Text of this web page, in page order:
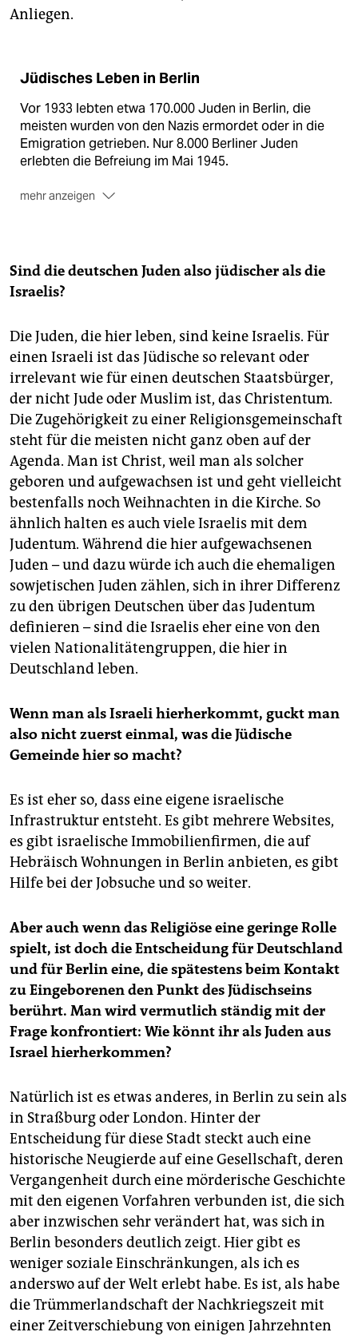
Anliegen.
Jüdisches Leben in Berlin
Vor 1933 lebten etwa 170.000 Juden in Berlin, die
meisten wurden von den Nazis ermordet oder in die
Emigration getrieben. Nur 8.000 Berliner Juden
erlebten die Befreiung im Mai 1945.
mehr anzeigen
als Einheitsgemeinde organisiert, die mehrere
Strömungen - orthodoxe sowie liberale - vereint.
Daneben gibt es eine kleine orthodoxe Gemeinde
tausend Juden gar keiner Gemeinde an.
Zur letzten Gruppe gehören auch die meisten Israelis,
die Berlin in den vergangenen Jahren für sich
entdeckt haben. Mit Erstwohnsitz gemeldet sind in
der Stadt knapp 3.600, Schätzungen gehen jedoch
von 15.000 bis sogar 30.000 Israelis aus, die -
wenigstens für eine gewisse Zeit - hier leben.
In dieser Serie widmen wir uns ganz unterschiedlichen
Aspekten jüdischen Lebens: von kleinen Gruppen wie
der "Salaam-Shalom-Initiative" aus Neukölln über den
Fußballklub Makkabi Berlin bis hin zu den
Streitigkeiten in der Gemeinde. Wir gehen der Frage
nach, was Israelis an Berlin fasziniert, wir sprechen
mit einer Frau, die erst als Erwachsene erfahren hat,
dass sie Jüdin ist, und mit einem Ethnologen über
das Jüdischsein als Marke.(taz)
Sind die deutschen Juden also jüdischer als die
Israelis?
Die Juden, die hier leben, sind keine Israelis. Für
einen Israeli ist das Jüdische so relevant oder
irrelevant wie für einen deutschen Staatsbürger,
der nicht Jude oder Muslim ist, das Christentum.
Die Zugehörigkeit zu einer Religionsgemeinschaft
steht für die meisten nicht ganz oben auf der
Agenda. Man ist Christ, weil man als solcher
geboren und aufgewachsen ist und geht vielleicht
bestenfalls noch Weihnachten in die Kirche. So
ähnlich halten es auch viele Israelis mit dem
Judentum. Während die hier aufgewachsenen
Juden – und dazu würde ich auch die ehemaligen
sowjetischen Juden zählen, sich in ihrer Differenz
zu den übrigen Deutschen über das Judentum
definieren – sind die Israelis eher eine von den
vielen Nationalitätengruppen, die hier in
Deutschland leben.
Wenn man als Israeli hierherkommt, guckt man
also nicht zuerst einmal, was die Jüdische
Gemeinde hier so macht?
Es ist eher so, dass eine eigene israelische
Infrastruktur entsteht. Es gibt mehrere Websites,
es gibt israelische Immobilienfirmen, die auf
Hebräisch Wohnungen in Berlin anbieten, es gibt
Hilfe bei der Jobsuche und so weiter.
Aber auch wenn das Religiöse eine geringe Rolle
spielt, ist doch die Entscheidung für Deutschland
und für Berlin eine, die spätestens beim Kontakt
zu Eingeborenen den Punkt des Jüdischseins
berührt. Man wird vermutlich ständig mit der
Frage konfrontiert: Wie könnt ihr als Juden aus
Israel hierherkommen?
Natürlich ist es etwas anderes, in Berlin zu sein als
in Straßburg oder London. Hinter der
Entscheidung für diese Stadt steckt auch eine
historische Neugierde auf eine Gesellschaft, deren
Vergangenheit durch eine mörderische Geschichte
mit den eigenen Vorfahren verbunden ist, die sich
aber inzwischen sehr verändert hat, was sich in
Berlin besonders deutlich zeigt. Hier gibt es
weniger soziale Einschränkungen, als ich es
anderswo auf der Welt erlebt habe. Es ist, als habe
die Trümmerlandschaft der Nachkriegszeit mit
einer Zeitverschiebung von einigen Jahrzehnten